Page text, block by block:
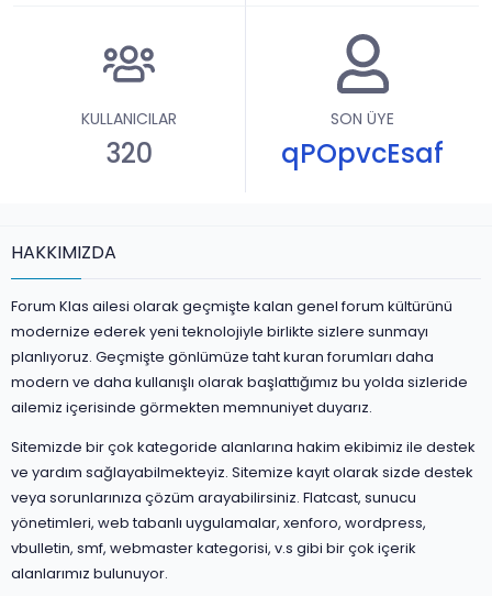
KULLANICILAR
320
SON ÜYE
qPOpvcEsaf
HAKKIMIZDA
Forum Klas ailesi olarak geçmişte kalan genel forum kültürünü
modernize ederek yeni teknolojiyle birlikte sizlere sunmayı
planlıyoruz. Geçmişte gönlümüze taht kuran forumları daha
modern ve daha kullanışlı olarak başlattığımız bu yolda sizleride
ailemiz içerisinde görmekten memnuniyet duyarız.
Sitemizde bir çok kategoride alanlarına hakim ekibimiz ile destek
ve yardım sağlayabilmekteyiz. Sitemize kayıt olarak sizde destek
veya sorunlarınıza çözüm arayabilirsiniz. Flatcast, sunucu
yönetimleri, web tabanlı uygulamalar, xenforo, wordpress,
vbulletin, smf, webmaster kategorisi, v.s gibi bir çok içerik
alanlarımız bulunuyor.